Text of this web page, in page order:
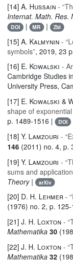
[14] A. Hussain -
Internat. Math. Res.
DOI | MR | Zbl
[15] A. Kalmynin -
symbols”, 2019, 23
[16] E. Kowalski -
Cambridge Studies
University Press,
[17] E. Kowalski &
shape of exponential
p. 1489-1516 |
DOI
[18] Y. Lamzouri -
146 (2011) no. 4, p.
[19] Y. Lamzouri -
sums and
Theory| arXiv
[20] D. H. Lehmer -
(1976) no. 2, p.
[21] J. H. Loxton -
Mathematika 30
[22] J. H. Loxton -
Mathematika 32